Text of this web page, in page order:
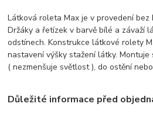
Látková roleta Max je v provedení bez
Držáky a řetízek v barvě bílé a závaží
odstínech. Konstrukce látkové rolety
nastavení výšky stažení látky.
( nezmenšuje světlost ), do ostění
Důležité informace před